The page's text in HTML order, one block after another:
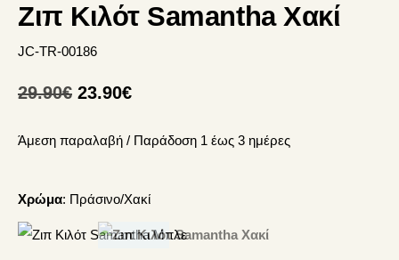
Ζιπ Κιλότ Samantha Χακί
JC-TR-00186
29.90€ Original
was:
23.90€Η
τιμή
23.90€.
Άμεση παραλαβή / Παράδoση 1 έως 3 ημέρες
Χρώμα: Πράσινο/Χακί